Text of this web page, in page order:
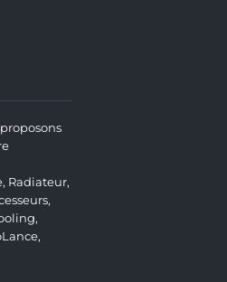
, Radiateur,
,
,